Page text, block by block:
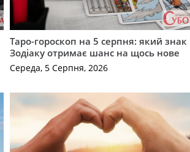
Таро-гороскоп на 5 серпня: який знак
Зодіаку отримає шанс на щось нове
Середа, 5 Серпня, 2026